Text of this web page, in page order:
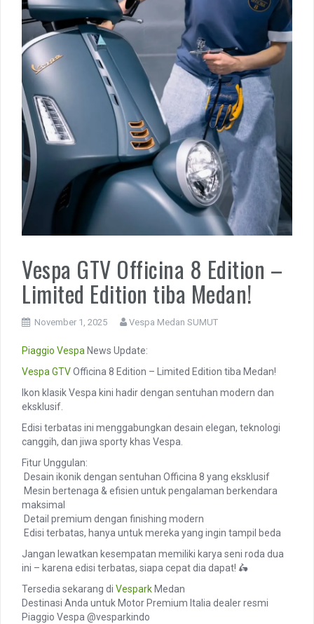
Vespa GTV Officina 8 Edition –
Limited Edition tiba Medan!
November 1, 2025 Vespa Medan SUMUT
Piaggio Vespa News Update:
Vespa GTVOfficina 8 Edition – Limited Edition tiba Medan!
Ikon klasik Vespa kini hadir dengan sentuhan modern dan
eksklusif.
Edisi terbatas ini menggabungkan desain elegan, teknologi
canggih, dan jiwa sporty khas Vespa.
Fitur Unggulan:
️ Desain ikonik dengan sentuhan Officina 8 yang eksklusif
️ Mesin bertenaga & efisien untuk pengalaman berkendara
maksimal
️ Detail premium dengan finishing modern
️ Edisi terbatas, hanya untuk mereka yang ingin tampil beda
Jangan lewatkan kesempatan memiliki karya seni roda dua
ini – karena edisi terbatas, siapa cepat dia dapat! 🛵
Tersedia sekarang di Vespark Medan
Destinasi Anda untuk Motor Premium Italia dealer resmi
Piaggio Vespa @vesparkindo